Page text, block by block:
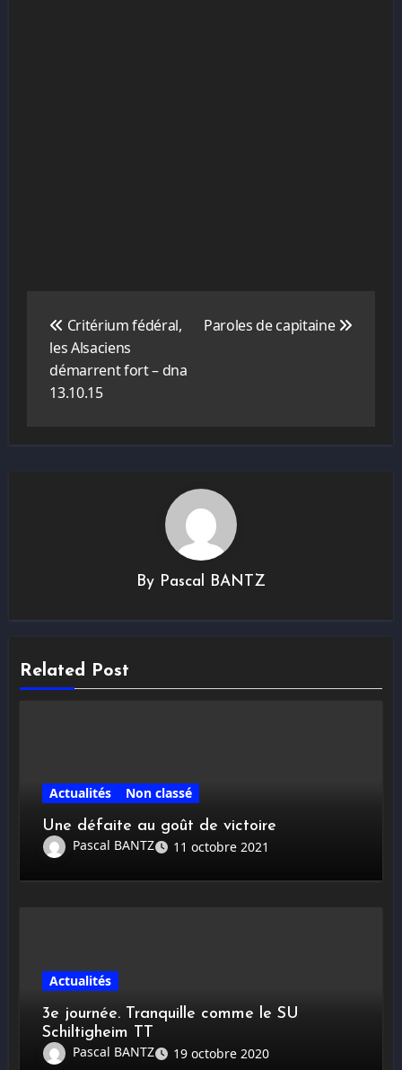
l’article
Critérium fédéral,
les Alsaciens
démarrent fort – dna
13.10.15
Paroles de capitaine
By Pascal BANTZ
Related Post
Actualités
Non classé
Une défaite au goût de victoire
Pascal BANTZ
11 octobre 2021
Actualités
3e journée. Tranquille comme le SU
Schiltigheim TT
Pascal BANTZ
19 octobre 2020